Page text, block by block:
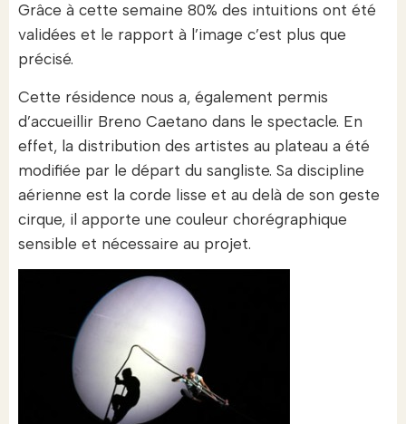
Grâce à cette semaine 80% des intuitions ont été
validées et le rapport à l’image c’est plus que
précisé.
Cette résidence nous a, également permis
d’accueillir Breno Caetano dans le spectacle. En
effet, la distribution des artistes au plateau a été
modifiée par le départ du sangliste. Sa discipline
aérienne est la corde lisse et au delà de son geste
cirque, il apporte une couleur chorégraphique
sensible et nécessaire au projet.